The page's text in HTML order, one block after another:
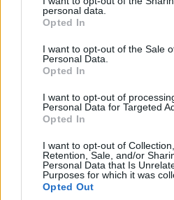
personal data.
Opted In
I want to opt-out of the Sale
Personal Data.
Opted In
I want to opt-out of
Personal Data for Targeted
Opted In
I want to opt-out of
Retention, Sale, and/or
Personal Data that Is
Purposes for which it was
Opted Out
της εμφάνιση γίνεται
Kim Kardashian